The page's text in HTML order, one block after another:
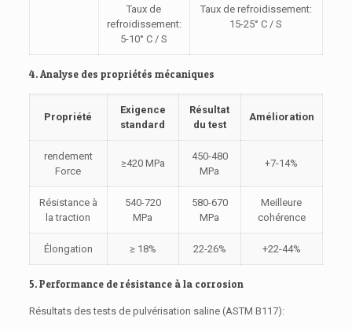
Taux de
refroidissement:
5-10° C / S
Taux de refroidissement:
15-25° C / S
4. Analyse des propriétés mécaniques
Propriété
Exigence
standard
Résultat
du test
Amélioration
rendement
Force
≥420 MPa
450-480
MPa
+7-14%
Résistance à
la traction
540-720
MPa
580-670
MPa
Meilleure
cohérence
Élongation ≥ 18% 22-26% +22-44%
5. Performance de résistance à la corrosion
Résultats des tests de pulvérisation saline (ASTM B117):